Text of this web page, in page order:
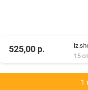
525,00 р.
15
1